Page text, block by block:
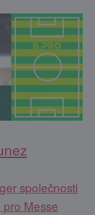
společnosti
Messe